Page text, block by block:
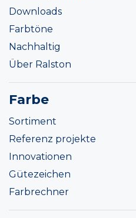
Downloads
Farbtöne
Nachhaltig
Über Ralston
Farbe
Sortiment
Referenz projekte
Innovationen
Gütezeichen
Farbrechner